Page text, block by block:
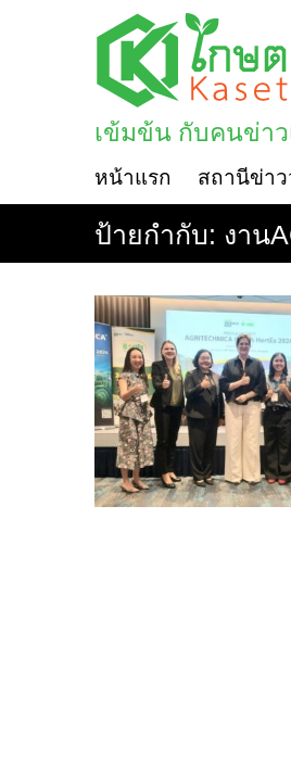
เข้มข้น กับคนข่าว
หน้าแรก สถานีข่า
ป้ายกำกับ: งาน